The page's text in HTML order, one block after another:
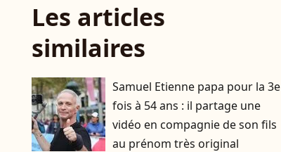
Les articles
similaires
Samuel Etienne papa pour la 3e
fois à 54 ans : il partage une
vidéo en compagnie de son fils
au prénom très original